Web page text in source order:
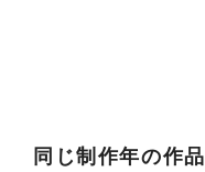
同じ制作年の作品